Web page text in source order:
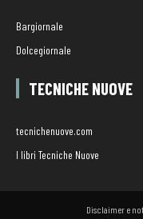
Bargiornale
Dolcegiornale
TECNICHE NUOVE
tecnichenuove.com
I libri Tecniche Nuove
Disclaimer e